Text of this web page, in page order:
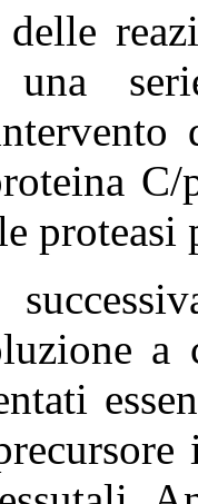
una
proteasi